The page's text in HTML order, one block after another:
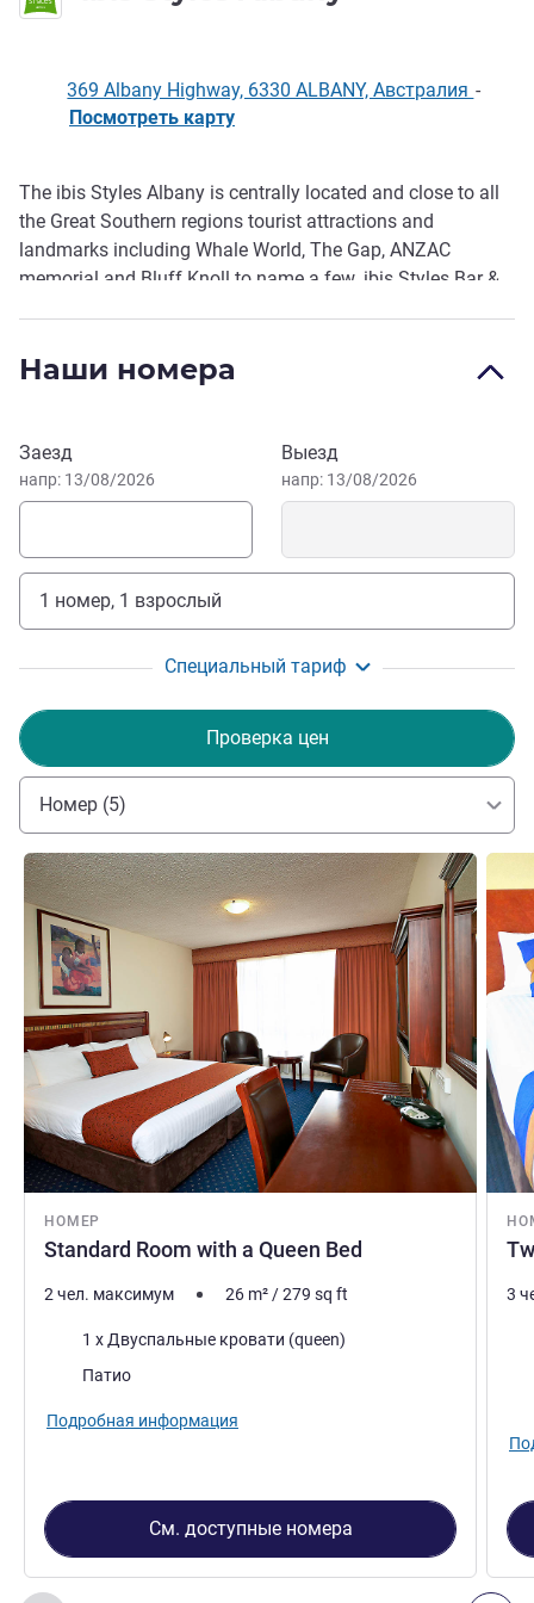
369 Albany Highway, 6330 ALBANY, Австралия -
Посмотреть карту
Описание
The ibis Styles Albany is centrally located and close to all
the Great Southern regions tourist attractions and
landmarks including Whale World, The Gap, ANZAC
memorial and Bluff Knoll to name a few. ibis Styles Bar &
Albany is the ideal accommodation whether travelling on
We look forward to welcoming you to Ibis Styles Albany
in the Great Southern Region of WA.
Aman Singh Управление отелем
Наши номера
Забронировать этот отель
Заезд
напр: 13/08/2026
Выезд
напр: 13/08/2026
1 номер, 1 взрослый
Специальный тариф
Проверка цен
Номер (5)
НОМЕР
Standard Room with a Queen Bed
Подробная информация
2 чел. максимум 26 m²/279 sq ft
Постель1 x Двуспальные кровати (queen)
Виды:Патио
Подробная информация
См. доступные номера
3